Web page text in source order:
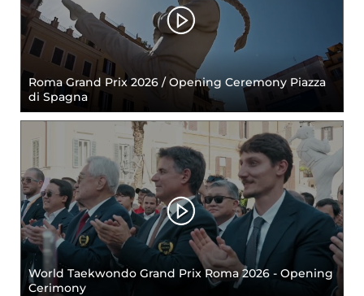
Roma Grand Prix 2026 / Opening Ceremony Piazza
di Spagna
World Taekwondo Grand Prix Roma 2026 - Opening
Cerimony